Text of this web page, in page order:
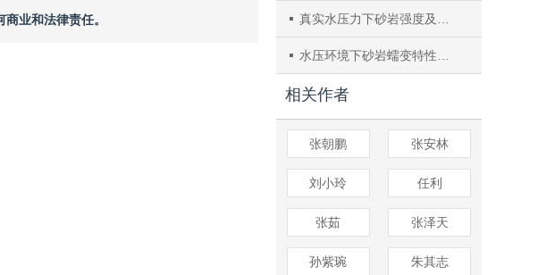
业和法律责任。 真实水压力下砂岩强度及破坏形式的试验研究
水压环境下砂岩蠕变特性试验研究
相关作者
张朝鹏 张安林
刘小玲 任利
张茹 张泽天
孙紫琬 朱其志